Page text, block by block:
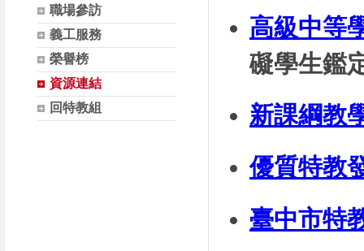
職場參訪
義工服務
榮譽榜
資源連結
回特教組
高級中等
礙學生鑑
新課綱教
優質特教
臺中市特